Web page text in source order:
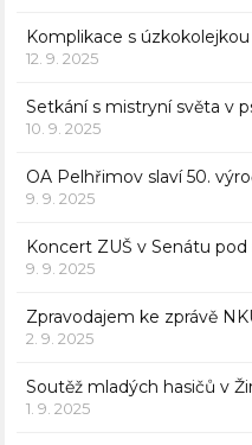
Komplikace s úzkokolejkou
12. 9. 2025
Setkání s mistryní světa v
10. 9. 2025
OA Pelhřimov slaví 50.
9. 9. 2025
Koncert ZUŠ v Senátu
9. 9. 2025
Zpravodajem ke zprávě
2. 9. 2025
Soutěž mladých hasičů v
1. 9. 2025